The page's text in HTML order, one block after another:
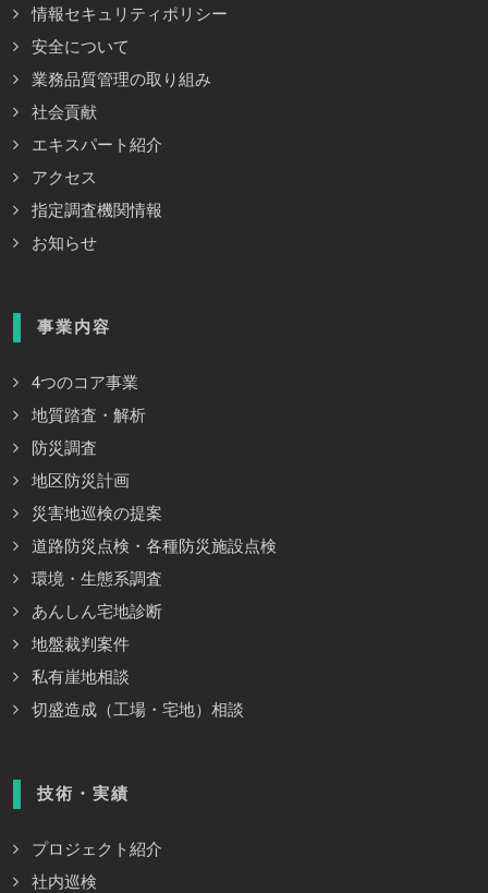
情報セキュリティポリシー
安全について
業務品質管理の取り組み
社会貢献
エキスパート紹介
アクセス
指定調査機関情報
お知らせ
事業内容
4つのコア事業
地質踏査・解析
防災調査
地区防災計画
災害地巡検の提案
道路防災点検・各種防災施設点検
環境・生態系調査
あんしん宅地診断
地盤裁判案件
私有崖地相談
切盛造成（工場・宅地）相談
技術・実績
プロジェクト紹介
社内巡検